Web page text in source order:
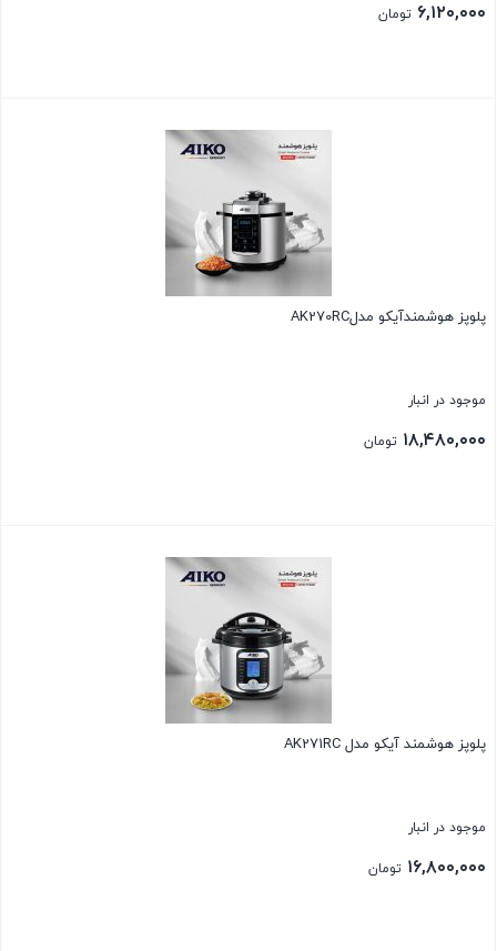
۶,۱۲۰,۰۰۰ تومان
پلوپز هوشمندآیکو مدلAK270RC
موجود در انبار
۱۸,۴۸۰,۰۰۰ تومان
پلوپز هوشمند آیکو مدل AK271RC
موجود در انبار
۱۶,۸۰۰,۰۰۰ تومان